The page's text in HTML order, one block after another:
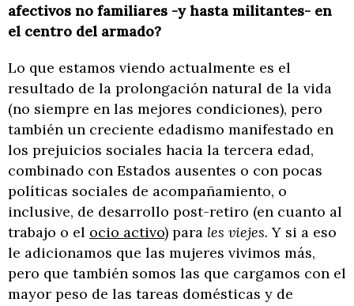
afectivos no familiares -y hasta militantes- en
el centro del armado?
Lo que estamos viendo actualmente es el
resultado de la prolongación natural de la vida
(no siempre en las mejores condiciones), pero
también un creciente edadismo manifestado en
los prejuicios sociales hacia la tercera edad,
combinado con Estados ausentes o con pocas
políticas sociales de acompañamiento, o
inclusive, de desarrollo post-retiro (en cuanto al
trabajo o el ocio activo) para les viejes. Y si a eso
le adicionamos que las mujeres vivimos más,
pero que también somos las que cargamos con el
mayor peso de las tareas domésticas y de